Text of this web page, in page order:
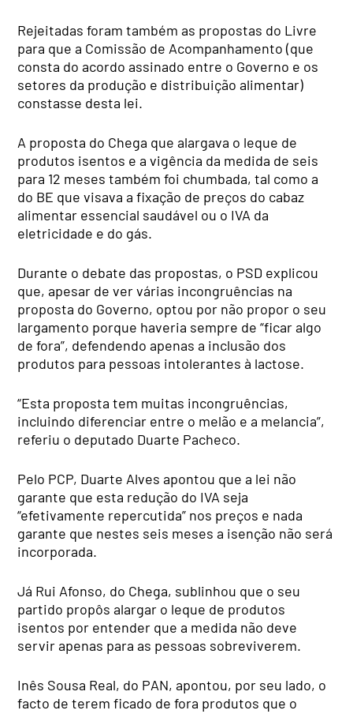
Rejeitadas foram também as propostas do Livre
para que a Comissão de Acompanhamento (que
consta do acordo assinado entre o Governo e os
setores da produção e distribuição alimentar)
constasse desta lei.
A proposta do Chega que alargava o leque de
produtos isentos e a vigência da medida de seis
para 12 meses também foi chumbada, tal como a
do BE que visava a fixação de preços do cabaz
alimentar essencial saudável ou o IVA da
eletricidade e do gás.
Durante o debate das propostas, o PSD explicou
que, apesar de ver várias incongruências na
proposta do Governo, optou por não propor o seu
largamento porque haveria sempre de “ficar algo
de fora”, defendendo apenas a inclusão dos
produtos para pessoas intolerantes à lactose.
“Esta proposta tem muitas incongruências,
incluindo diferenciar entre o melão e a melancia”,
referiu o deputado Duarte Pacheco.
Pelo PCP, Duarte Alves apontou que a lei não
garante que esta redução do IVA seja
“efetivamente repercutida” nos preços e nada
garante que nestes seis meses a isenção não será
incorporada.
Já Rui Afonso, do Chega, sublinhou que o seu
partido propôs alargar o leque de produtos
isentos por entender que a medida não deve
servir apenas para as pessoas sobreviverem.
Inês Sousa Real, do PAN, apontou, por seu lado, o
facto de terem ficado de fora produtos que o